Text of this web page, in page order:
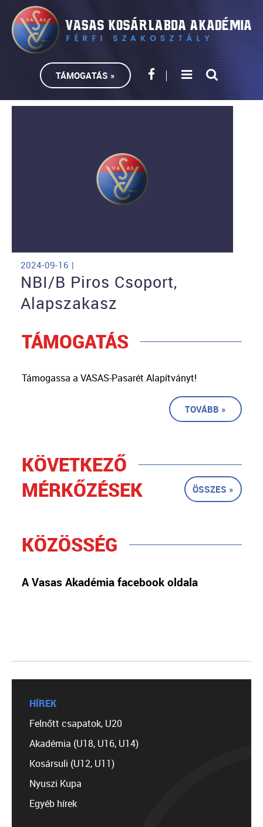
TÁMOGATÁS »
2024-09-16 |
NBI/B Piros Csoport,
Alapszakasz
TÁMOGATÁS
Támogassa a VASAS-Pasarét Alapítványt!
TOVÁBB »
KÖVETKEZŐ
MÉRKŐZÉSEK
ÖSSZES »
KÖZÖSSÉG
A Vasas Akadémia facebook oldala
HÍREK
Felnőtt csapatok, U20
Akadémia (U18, U16, U14)
Kosársuli (U12, U11)
Nyuszi Kupa
Egyéb hírek